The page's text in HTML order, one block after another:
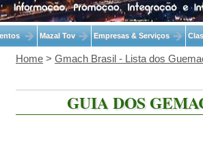
Mazal Tov Empresas & Serviços
Home > Gmach Brasil - Lista dos
GUIA DOS